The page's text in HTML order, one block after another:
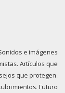
e imágenes
Artículos que
que protegen.
Futuro